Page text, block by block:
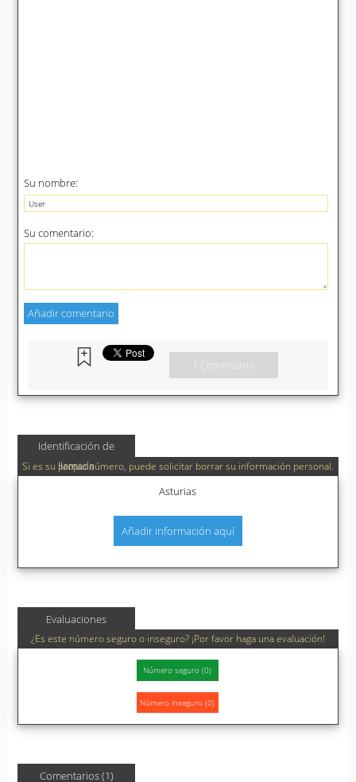
Su nombre:
Su comentario:
1 Comentario
Identificación de
llamada
Si es su propio número, puede solicitar borrar su información personal.
Asturias
Añadir información aquí
Evaluaciones
¿Es este número seguro o inseguro? ¡Por favor haga una evaluación!
Comentarios (1)